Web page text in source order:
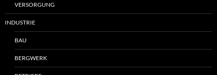
VERSORGUNG
INDUSTRIE
BAU
BERGWERK